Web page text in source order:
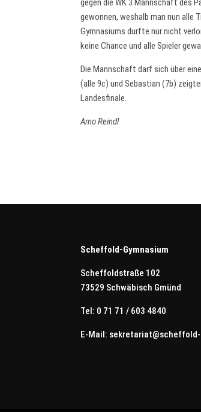
gegen die WK 3 Mannschaft des
gewonnen, weshalb man nun alle
Gymnasiums durfte nur nicht
keine Chance und alle Spieler
Die Mannschaft darf sich über
(alle 9c) und Sebastian (7b)
Landesfinale.
Arno Reindl
Scheffold-Gymnasium
Scheffoldstraße 102
73529 Schwäbisch Gmünd
Tel: 0 71 71 / 603 4840
E-Mail: